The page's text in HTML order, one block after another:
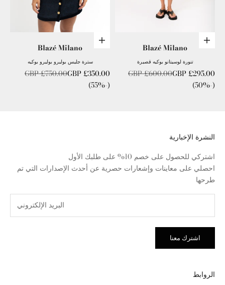
اختر الخياراتBlazé Milano
تنورة لوسيتانو بوكيه قصيرة
سعر التخفيضات
£295.00 GBP السعر العادي
£600.00 GBP
(-50%)
اختر الخياراتBlazé Milano
سترة جليس بوليرو بوليرو بوكيه
سعر التخفيضات
£350.00 GBP السعر العادي
£750.00 GBP
(-55%)
النشرة الإخبارية
اشتركي للحصول على خصم 10% على طلبك الأول
احصلي على معاينات وإشعارات حصرية عن أحدث الإصدارات التي تم
طرحها
اشترك معنا
الروابط